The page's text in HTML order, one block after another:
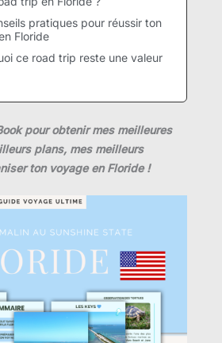
pratiques pour réussir ton
Floride
ce road trip reste une valeur
pour obtenir mes meilleures
plans, mes meilleurs
ton voyage en Floride !